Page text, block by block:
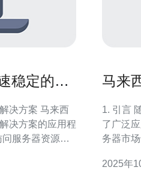
稳定的网
马来西
决方案的应用程
服务器资源，
保用户可以快速
马来
1. 引言 随着数字化转型的加速，云计算在全球范围内得到
了广泛
务器市
率超过
2025年